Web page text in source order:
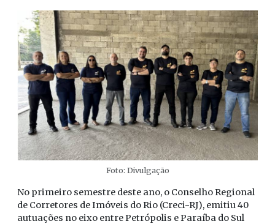
Foto: Divulgação
No primeiro semestre deste ano, o Conselho Regional
de Corretores de Imóveis do Rio (Creci-RJ), emitiu 40
autuações no eixo entre Petrópolis e Paraíba do Sul